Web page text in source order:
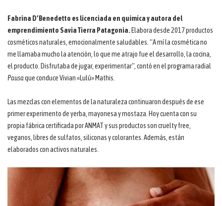
Fabrina D’Benedetto es licenciada en química y autora del
emprendimiento Savia Tierra Patagonia.Elabora desde 2017 productos
cosméticos naturales, emocionalmente saludables. “A mí la cosmética no
me llamaba mucho la atención, lo que me atrajo fue el desarrollo, la cocina,
el producto. Disfrutaba de jugar, experimentar”, contó en el programa radial
Pausaque conduce Vivian «Lulú» Mathis.
Las mezclas con elementos de la naturaleza continuaron después de ese
primer experimento de yerba, mayonesa y mostaza. Hoy cuenta con su
propia fábrica certificada por ANMAT y sus productos son cruelty free,
veganos, libres de sulfatos, siliconas y colorantes. Además, están
elaborados con activos naturales.